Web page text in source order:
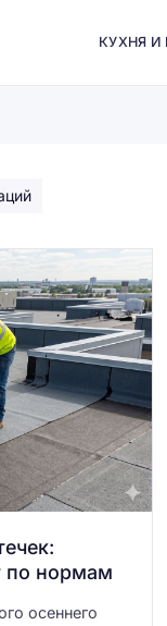
КУХНЯ И
по нормам
осеннего